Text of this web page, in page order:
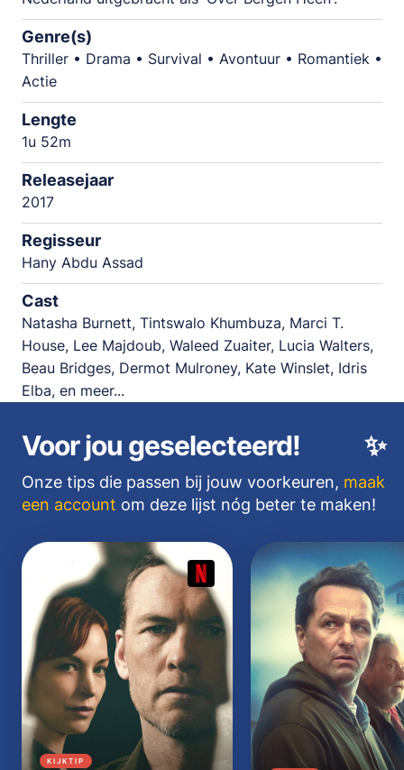
Genre(s)
Thriller • Drama • Survival • Avontuur • Romantiek •
Actie
Lengte
1u 52m
Releasejaar
2017
Regisseur
Hany Abdu Assad
Cast
Natasha Burnett, Tintswalo Khumbuza, Marci T.
House, Lee Majdoub, Waleed Zuaiter, Lucia Walters,
Beau Bridges, Dermot Mulroney, Kate Winslet, Idris
Elba, en meer...
✨
Voor jou geselecteerd!
Onze tips die passen bij jouw voorkeuren, maak
een account om deze lijst nóg beter te maken!
KIJKTIP